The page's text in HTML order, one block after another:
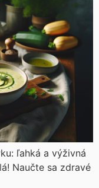
ľahká a výživná
Naučte sa zdravé